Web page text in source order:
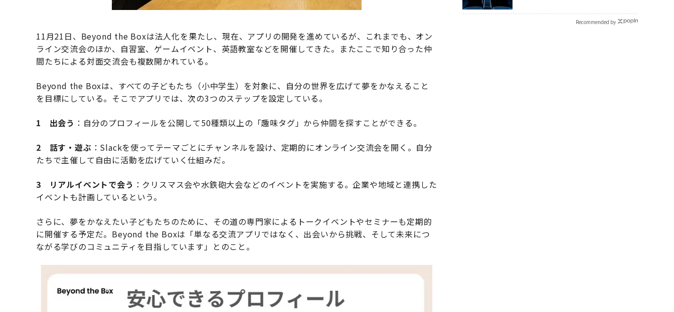
11月21日、Beyond the Boxは法人化を果たし、現在、アプリの開発を進めているが、これまでも、オン
ライン交流会のほか、自習室、ゲームイベント、英語教室などを開催してきた。またここで知り合った仲
間たちによる対面交流会も複数開かれている。
Beyond the Boxは、すべての子どもたち（小中学生）を対象に、自分の世界を広げて夢をかなえること
を目標にしている。そこでアプリでは、次の3つのステップを設定している。
1 出会う ：自分のプロフィールを公開して50種類以上の「趣味タグ」から仲間を探すことができる。
2 話す・遊ぶ ：Slackを使ってテーマごとにチャンネルを設け、定期的にオンライン交流会を開く。自分
たちで主催して自由に活動を広げていく仕組みだ。
3 リアルイベントで会う ：クリスマス会や水鉄砲大会などのイベントを実施する。企業や地域と連携した
イベントも計画しているという。
さらに、夢をかなえたい子どもたちのために、その道の専門家によるトークイベントやセミナーも定期的
に開催する予定だ。Beyond the Boxは「単なる交流アプリではなく、出会いから挑戦、そして未来につ
ながる学びのコミュニティを目指しています」とのこと。
Recommended by